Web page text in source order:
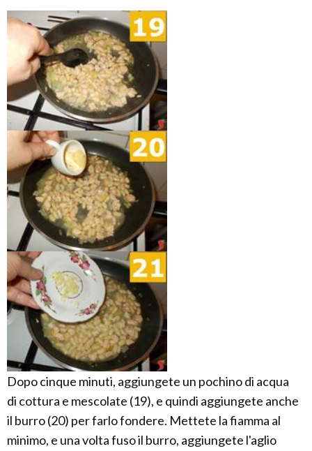
Dopo cinque minuti, aggiungete un pochino di acqua
di cottura e mescolate (19), e quindi aggiungete anche
il burro (20) per farlo fondere. Mettete la fiamma al
minimo, e una volta fuso il burro, aggiungete l'aglio